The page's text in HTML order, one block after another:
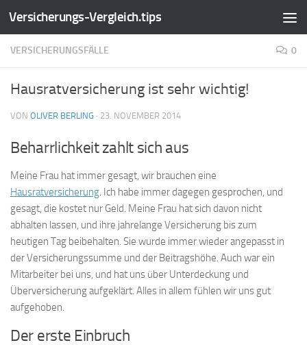
Zum Inhalt springen
Versicherungs-Vergleich.tips
VERSICHERUNGSFÄLLE 0
Hausratversicherung ist sehr wichtig!
VON OLIVER BERLING · 23. NOVEMBER 2014
Beharrlichkeit zahlt sich aus
Meine Frau hat immer gesagt, wir brauchen eine
Hausratversicherung. Ich habe immer dagegen gesprochen, und
gesagt, die kostet nur Geld. Meine Frau hat sich davon nicht
abhalten lassen, und ihre jahrelange Versicherung bis zum
heutigen Tag beibehalten. Sie wurde immer wieder angepasst in
der Versicherungssumme und der Beitragshöhe. Auch war ein
Mitarbeiter bei uns, und hat uns über Unterdeckung und
Überversicherung aufgeklärt. Alles in allem fühlen wir uns gut
aufgehoben.
Der erste Einbruch